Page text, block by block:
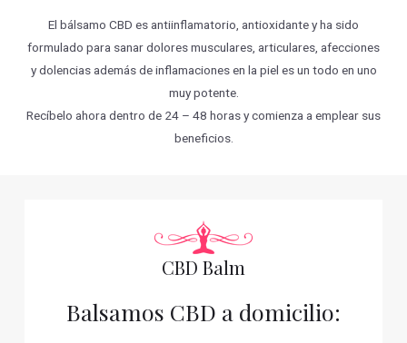
El bálsamo CBD es antiinflamatorio, antioxidante y ha sido
formulado para sanar dolores musculares, articulares, afecciones
y dolencias además de inflamaciones en la piel es un todo en uno
muy potente.
Recíbelo ahora dentro de 24 – 48 horas y comienza a emplear sus
beneficios.
CBD Balm
Balsamos CBD a domicilio: